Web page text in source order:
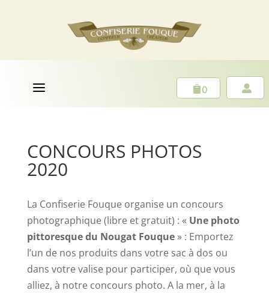
a 0 
CONCOURS PHOTOS
2020
La Confiserie Fouque organise un concours
photographique (libre et gratuit) : « Une photo
pittoresque du Nougat Fouque» : Emportez
l’un de nos produits dans votre sac à dos ou
dans votre valise pour participer, où que vous
alliez, à notre concours photo. A la mer, à la